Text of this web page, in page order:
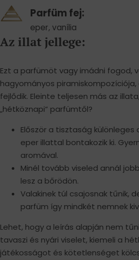
Parfüm fej:
eper, vanília
Az illat jellege:
Ezt a parfümöt vagy imádni fogod,
hagyományos
fejlődik. Eleinte teljesen más az
„hétköznapi“ parfümtől?
Először a tisztaság
eper illattal bontakozik ki.
aromával.
Minél tovább viseled annál
lesz a bőrödön.
Valakinek túl csajosnak tűnik,
parfüm így mindkét nemnek
Lehet, hogy a leírás alapján nem
tavaszi és nyári viselet, kiemeli a
játékosságot és kötetlenséget